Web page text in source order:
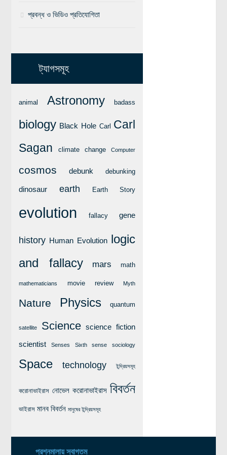
বিশেষ পাতা
প্রশ্নমালা
লেখকদের আঙিনা
নিবন্ধন
আপনার প্রোফাইল
বিজ্ঞানযাত্রা সংবাদ/বিজ্ঞপ্তি
বৈজ্ঞানিক কল্পকাহিনী
লজিক এবং ফ্যালাসি
রিভিউ (বই/মুভি/সিরিজ)
প্রবন্ধ ও ভিডিও প্রতিযোগিতা
ট্যাগসমূহ
animal Astronomy badass
biology Black Hole Carl Carl
Sagan
climate change Computer
cosmos debunk debunking
dinosaur earth Earth Story
evolution fallacy gene
history Human Evolution
logic
and fallacy
mars math
mathematicians movie review Myth
Nature Physics quantum
satellite Science science fiction
scientist Senses Sixth sense sociology
Space technology ইন্দ্রিয়সমূহ
করোনাভাইরাস নোভেল করোনাভাইরাস বিবর্তন
ভাইরাস মানব বিবর্তন মানুষের ইন্দ্রিয়সমূহ
প্রশ্নমালায় স্বাগতম